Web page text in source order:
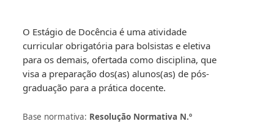
O Estágio de Docência é uma atividade
curricular obrigatória para bolsistas e eletiva
para os demais, ofertada como disciplina, que
visa a preparação dos(as) alunos(as) de pós-
graduação para a prática docente.
Base normativa: Resolução Normativa N.º